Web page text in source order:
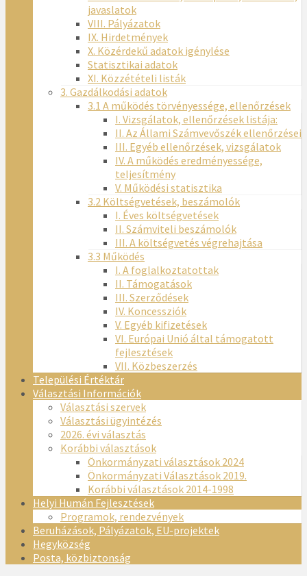
javaslatok
VIII. Pályázatok
IX. Hirdetmények
X. Közérdekű adatok igénylése
Statisztikai adatok
XI. Közzétételi listák
3. Gazdálkodási adatok
3.1 A működés törvényessége, ellenőrzések
I. Vizsgálatok, ellenőrzések listája:
II. Az Állami Számvevőszék ellenőrzései
III. Egyéb ellenőrzések, vizsgálatok
IV. A működés eredményessége,
teljesítmény
V. Működési statisztika
3.2 Költségvetések, beszámolók
I. Éves költségvetések
II. Számviteli beszámolók
III. A költségvetés végrehajtása
3.3 Működés
I. A foglalkoztatottak
II. Támogatások
III. Szerződések
IV. Koncessziók
V. Egyéb kifizetések
VI. Európai Unió által támogatott
fejlesztések
VII. Közbeszerzés
Települési Értéktár
Választási Információk
Választási szervek
Választási ügyintézés
2026. évi választás
Korábbi választások
Önkormányzati választások 2024
Önkormányzati Választások 2019.
Korábbi választások 2014-1998
Helyi Humán Fejlesztések
Programok, rendezvények
Beruházások, Pályázatok, EU-projektek
Hegyközség
Posta, közbiztonság